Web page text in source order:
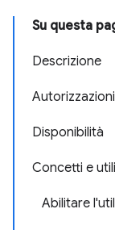
Su questa
Descrizione
Autorizzazioni
Disponibilità
Concetti e
Abilitare